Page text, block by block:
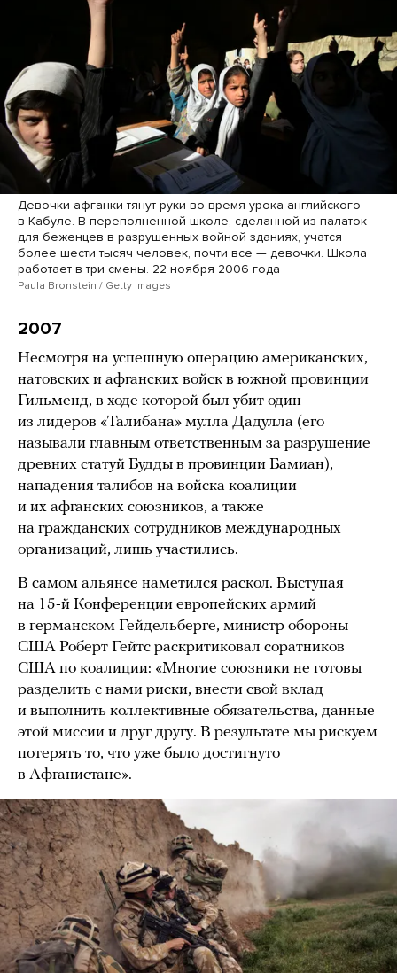
Девочки-афганки тянут руки во время урока английского
в Кабуле. В переполненной школе, сделанной из палаток
для беженцев в разрушенных войной зданиях, учатся
более шести тысяч человек, почти все — девочки. Школа
работает в три смены. 22 ноября 2006 года
Paula Bronstein / Getty Images
2007
Несмотря на успешную операцию американских,
натовских и афганских войск в южной провинции
Гильменд, в ходе которой был убит один
из лидеров «Талибана» мулла Дадулла (его
называли главным ответственным за разрушение
древних статуй Будды в провинции Бамиан),
нападения талибов на войска коалиции
и их афганских союзников, а также
на гражданских сотрудников международных
организаций, лишь участились.
В самом альянсе наметился раскол. Выступая
на 15-й Конференции европейских армий
в германском Гейдельберге, министр обороны
США Роберт Гейтс раскритиковал соратников
США по коалиции: «Многие союзники не готовы
разделить с нами риски, внести свой вклад
и выполнить коллективные обязательства, данные
этой миссии и друг другу. В результате мы рискуем
потерять то, что уже было достигнуто
в Афганистане».